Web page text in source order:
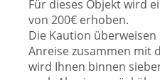
Für dieses Objekt wird
von 200€ erhoben.
Die Kaution überweisen
Anreise zusammen mit
wird Ihnen binnen